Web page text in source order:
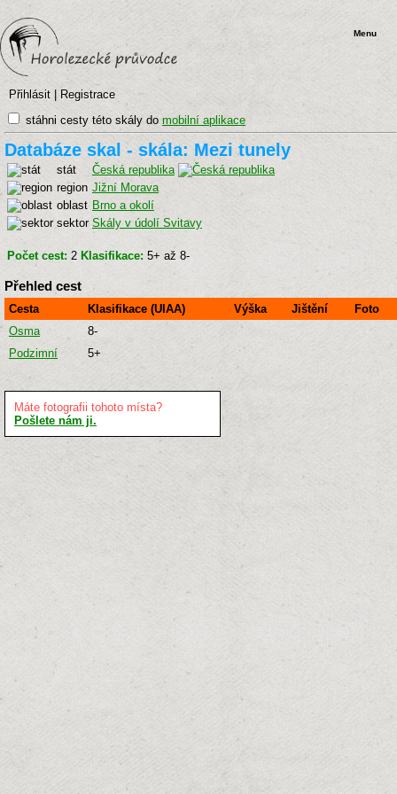
Přihlásit Registrace
Menu
stáhni cesty této skály do mobilní aplikace
Databáze skal - skála: Mezi tunely
stát
Česká republika
region Jižní Morava
oblast Brno a okolí
sektor Skály v údolí Svitavy
Počet cest: 2 Klasifikace: 5+ až 8-
Přehled cest
Cesta Klasifikace (UIAA) Výška Jištění
Foto
Osma
8-
Podzimní
5+
Máte fotografii tohoto místa?
Pošlete nám ji.